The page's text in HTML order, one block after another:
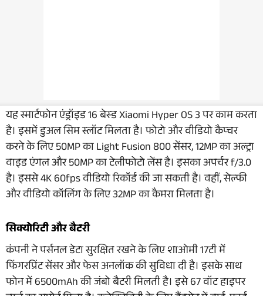
यह स्मार्टफोन एंड्रॉइड 16 बेस्ड Xiaomi Hyper OS 3 पर काम करता
है। इसमें डुअल सिम स्लॉट मिलता है। फोटो और वीडियो कैप्चर
करने के लिए 50MP का Light Fusion 800 सेंसर, 12MP का अल्ट्रा
वाइड एंगल और 50MP का टेलीफोटो लेंस है। इसका अपर्चर f/3.0
है। इससे 4K 60fps वीडियो रिकॉर्ड की जा सकती है। वहीं, सेल्फी
और वीडियो कॉलिंग के लिए 32MP का कैमरा मिलता है।
सिक्योरिटी और बैटरी
कंपनी ने पर्सनल डेटा सुरक्षित रखने के लिए शाओमी 17टी में
फिंगरप्रिंट सेंसर और फेस अनलॉक की सुविधा दी है। इसके साथ
फोन में 6500mAh की जंबो बैटरी मिलती है। इसे 67 वॉट हाइपर